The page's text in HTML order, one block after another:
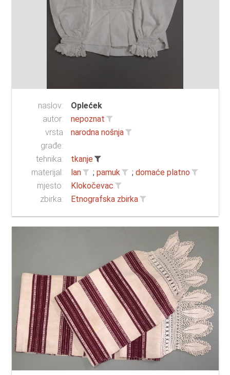
naslov:
Oplećek
autor:
nepoznat
vrsta
građe:
narodna nošnja
tehnika:
tkanje
materijal:
lan ; pamuk ; domaće platno
mjesto:
Klokočevac
zbirka:
Etnografska zbirka